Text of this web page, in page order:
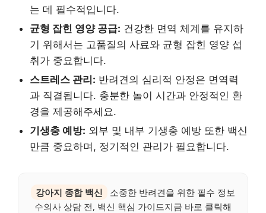
는 데 필수적입니다.
균형 잡힌 영양 공급: 건강한 면역 체계를 유지하
기 위해서는 고품질의 사료와 균형 잡힌 영양 섭
취가 중요합니다.
스트레스 관리: 반려견의 심리적 안정은 면역력
과 직결됩니다. 충분한 놀이 시간과 안정적인 환
경을 제공해주세요.
기생충 예방: 외부 및 내부 기생충 예방 또한 백신
만큼 중요하며, 정기적인 관리가 필요합니다.
강아지 종합 백신
소중한 반려견을 위한 필수 정보
수의사 상담 전, 백신 핵심 가이드지금 바로 클릭해